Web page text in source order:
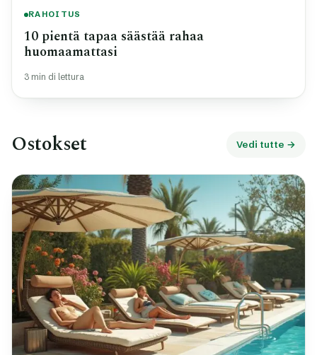
RAHOITUS
10 pientä tapaa säästää rahaa
huomaamattasi
3 min di lettura
Ostokset Vedi tutte →